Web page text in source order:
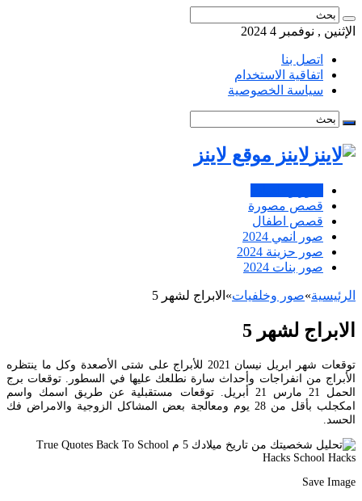
الإثنين , نوفمبر 4 2024
اتصل بنا
اتفاقية الاستخدام
سياسة الخصوصية
لاينز موقع لاينز
قصص مصورة
قصص اطفال
صور انمي 2024
صور حزينة 2024
صور بنات 2024
الرئيسية»صور وخلفيات» الابراج لشهر 5
الابراج لشهر 5
توقعات شهر ابريل نيسان 2021 للأبراج على شتى الأصعدة وكل ما ينتظره
الأبراج من انفراجات وأحداث سارة نطلعك عليها في السطور. توقعات برج
الحمل 21 مارس 21 أبريل. توقعات مستقبلية عن طريق اسمك واسم
امكجلب بأقل من 28 يوم ومعالجة بعض المشاكل الزوجية والامراض فك
الحسد.
Save Image